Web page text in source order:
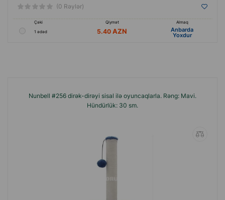
(0 Rəylər)
Çəki Qiymət
Almaq
1 ədəd
5.40 Anbarda
Yoxdur
Nunbell #256 dirək-dirəyi sisal ilə oyuncaqlarla. Rəng: Mavi.
Hündürlük: 30 sm.